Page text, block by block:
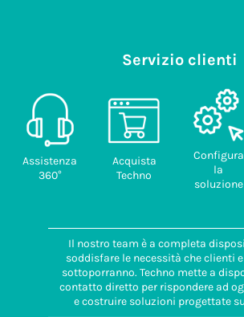
Servizio clienti
Assistenza
360°
Acquista
Techno
Configura
la
soluzione
Il nostro team è a completa
soddisfare le necessità che clienti
sottoporranno. Techno mette a
contatto diretto per rispondere ad
e costruire soluzioni progettate